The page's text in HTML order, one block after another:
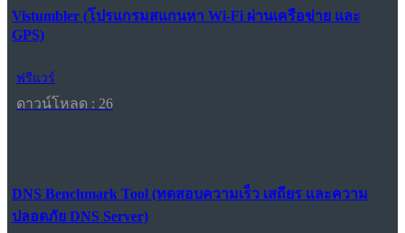
Vistumbler (โปรแกรมสแกนหา Wi-Fi ผ่านเครือข่าย และ
GPS)
ฟรีแวร์
ดาวน์โหลด : 26
DNS Benchmark Tool (ทดสอบความเร็ว เสถียร และความ
ปลอดภัย DNS Server)